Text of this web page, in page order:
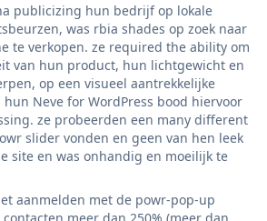
publicizing hun bedrijf op lokale
was rbia shades op zoek naar
te verkopen. ze required the ability om
van hun product, hun lichtgewicht en
op een visueel aantrekkelijke
Neve for WordPress bood hiervoor
ze probeerden een many different
slider vonden en geen van hen leek
site en was onhandig en moeilijk te
aanmelden met de powr-pop-up